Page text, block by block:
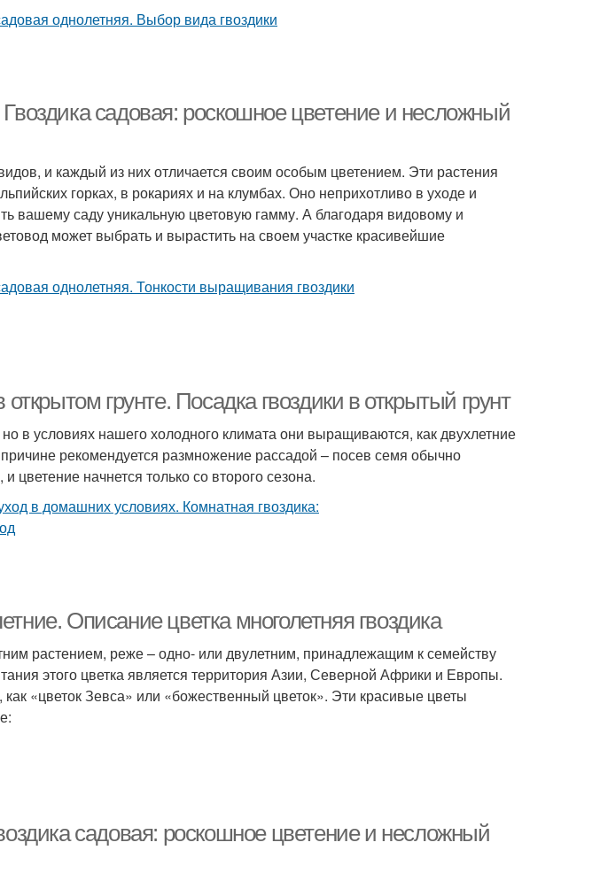
садовая: роскошное цветение и несложный
и каждый из них отличается своим особым цветением. Эти растения
горках, в рокариях и на клумбах. Оно неприхотливо в уходе и
вашему саду уникальную цветовую гамму. А благодаря видовому и
может выбрать и вырастить на своем участке красивейшие
открытом грунте. Посадка гвоздики в открытый грунт
в условиях нашего холодного климата они выращиваются, как двухлетние
рекомендуется размножение рассадой – посев семя обычно
цветение начнется только со второго сезона.
Описание цветка многолетняя гвоздика
растением, реже – одно- или двулетним, принадлежащим к семейству
этого цветка является территория Азии, Северной Африки и Европы.
«цветок Зевса» или «божественный цветок». Эти красивые цветы
садовая: роскошное цветение и несложный